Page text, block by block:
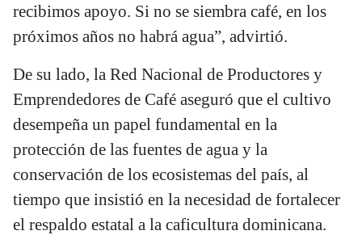
recibimos apoyo. Si no se siembra café, en los
próximos años no habrá agua”, advirtió.
De su lado, la Red Nacional de Productores y
Emprendedores de Café aseguró que el cultivo
desempeña un papel fundamental en la
protección de las fuentes de agua y la
conservación de los ecosistemas del país, al
tiempo que insistió en la necesidad de fortalecer
el respaldo estatal a la caficultura dominicana.